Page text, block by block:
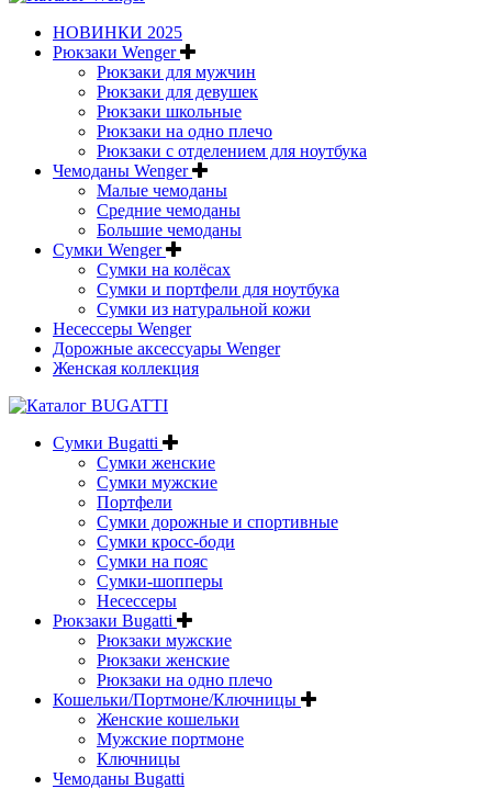
НОВИНКИ 2025
Рюкзаки Wenger
Рюкзаки для мужчин
Рюкзаки для девушек
Рюкзаки школьные
Рюкзаки на одно плечо
Рюкзаки с отделением для ноутбука
Чемоданы Wenger
Малые чемоданы
Средние чемоданы
Большие чемоданы
Сумки Wenger
Сумки на колёсах
Сумки и портфели для ноутбука
Сумки из натуральной кожи
Несессеры Wenger
Дорожные аксессуары Wenger
Женская коллекция
Сумки Bugatti
Сумки женские
Сумки мужские
Портфели
Сумки дорожные и спортивные
Сумки кросс-боди
Сумки на пояс
Сумки-шопперы
Несессеры
Рюкзаки Bugatti
Рюкзаки мужские
Рюкзаки женские
Рюкзаки на одно плечо
Кошельки/Портмоне/Ключницы
Женские кошельки
Мужские портмоне
Ключницы
Чемоданы Bugatti